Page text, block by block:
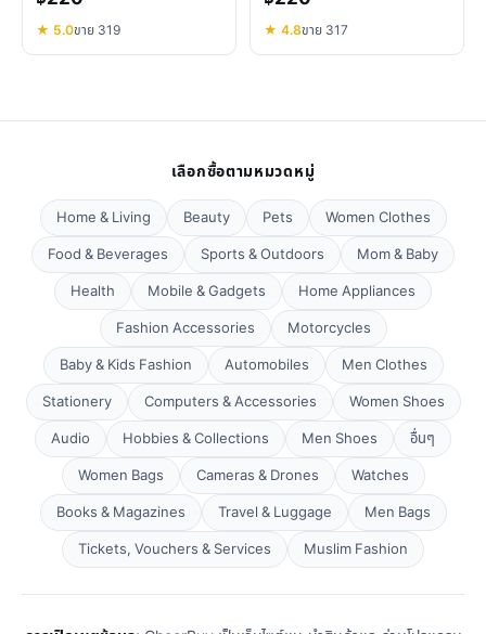
★ 5.0ขาย 319 ★ 4.8ขาย 317
เลือกซื้อตามหมวดหมู่
Home & Living Beauty Pets
Women Clothes
Food & Beverages
Sports & Outdoors
Mom & Baby
Health
Mobile & Gadgets
Home Appliances
Fashion Accessories
Motorcycles
Baby & Kids Fashion
Automobiles
Men Clothes
Stationery
Computers & Accessories
Women Shoes
Audio
Hobbies & Collections Men Shoes
อื่นๆ
Women Bags
Cameras & Drones
Watches
Books & Magazines
Travel & Luggage
Men Bags
Tickets, Vouchers & Services
Muslim Fashion